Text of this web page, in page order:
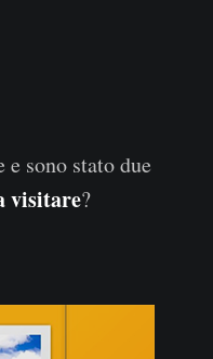
sono stato due
visitare?